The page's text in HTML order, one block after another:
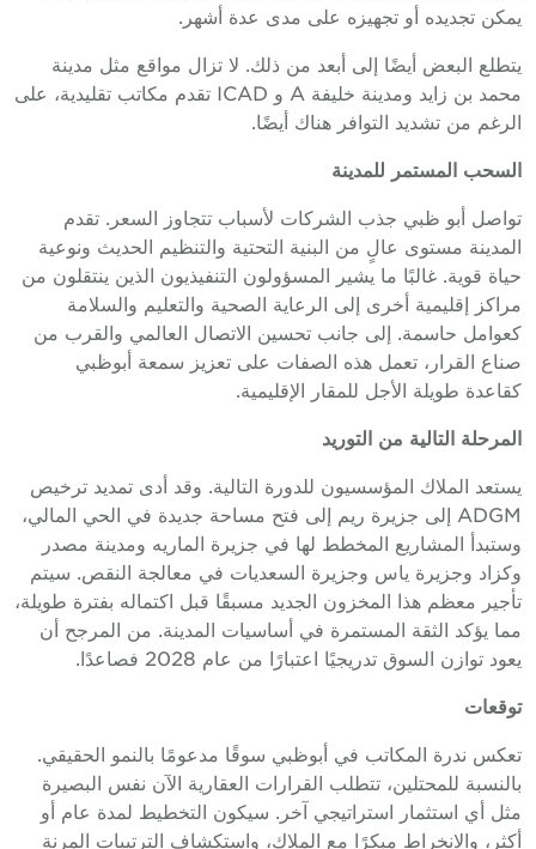
يمكن تجديده أو تجهيزه على مدى عدة أشهر.
يتطلع البعض أيضًا إلى أبعد من ذلك. لا تزال مواقع مثل مدينة
محمد بن زايد ومدينة خليفة A و ICAD تقدم مكاتب تقليدية، على
الرغم من تشديد التوافر هناك أيضًا.
السحب المستمر للمدينة
تواصل أبو ظبي جذب الشركات لأسباب تتجاوز السعر. تقدم
المدينة مستوى عالٍ من البنية التحتية والتنظيم الحديث ونوعية
حياة قوية. غالبًا ما يشير المسؤولون التنفيذيون الذين ينتقلون من
مراكز إقليمية أخرى إلى الرعاية الصحية والتعليم والسلامة
كعوامل حاسمة. إلى جانب تحسين الاتصال العالمي والقرب من
صناع القرار، تعمل هذه الصفات على تعزيز سمعة أبوظبي
كقاعدة طويلة الأجل للمقار الإقليمية.
المرحلة التالية من التوريد
يستعد الملاك المؤسسيون للدورة التالية. وقد أدى تمديد ترخيص
ADGM إلى جزيرة ريم إلى فتح مساحة جديدة في الحي المالي،
وستبدأ المشاريع المخطط لها في جزيرة الماريه ومدينة مصدر
وكزاد وجزيرة ياس وجزيرة السعديات في معالجة النقص. سيتم
تأجير معظم هذا المخزون الجديد مسبقًا قبل اكتماله بفترة طويلة،
مما يؤكد الثقة المستمرة في أساسيات المدينة. من المرجح أن
يعود توازن السوق تدريجيًا اعتبارًا من عام 2028 فصاعدًا.
توقعات
تعكس ندرة المكاتب في أبوظبي سوقًا مدعومًا بالنمو الحقيقي.
بالنسبة للمحتلين، تتطلب القرارات العقارية الآن نفس البصيرة
مثل أي استثمار استراتيجي آخر. سيكون التخطيط لمدة عام أو
أكثر، والانخراط مبكرًا مع الملاك، واستكشاف الترتيبات المرنة